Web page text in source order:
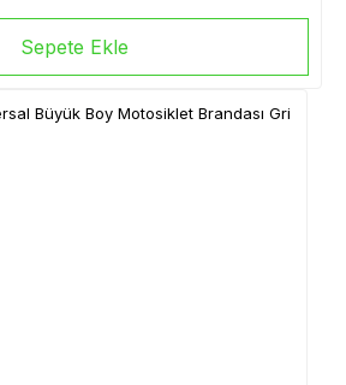
Sepete Ekle